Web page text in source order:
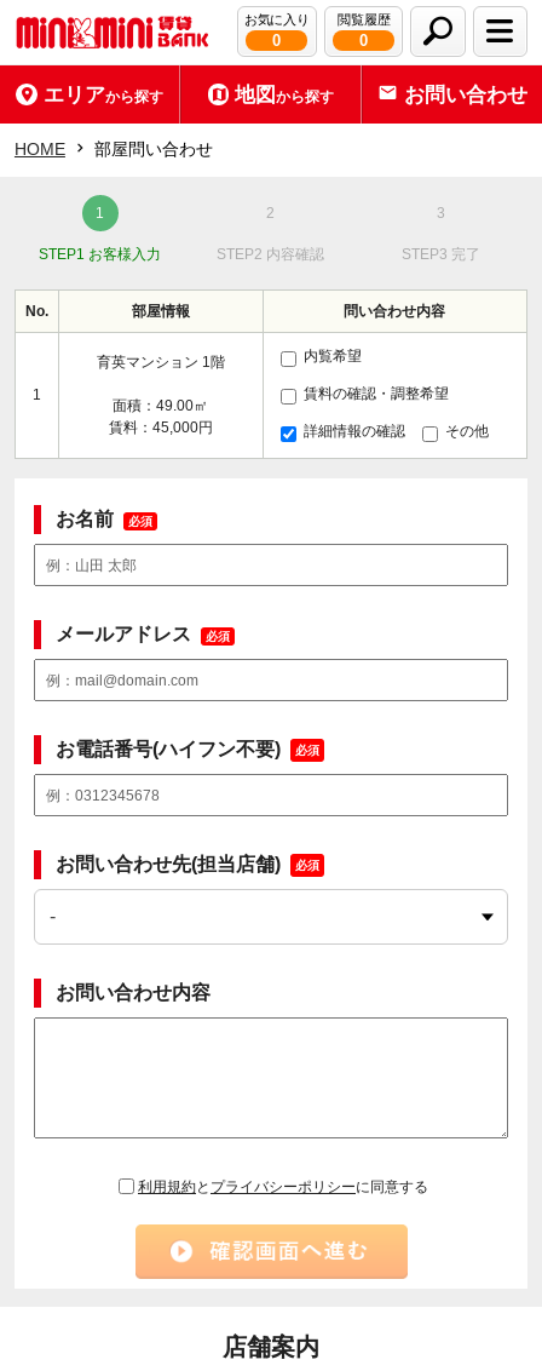
お気に入り
0
閲覧履歴
0
エリアから探す 地図から探す お問い合わせ
HOME 部屋問い合わせ
STEP1 お客様入力 STEP2 内容確認 STEP3 完了
No. 部屋情報 問い合わせ内容
1
育英マンション 1階
面積：49.00㎡
賃料：45,000円
内覧希望
賃料の確認・調整希望
詳細情報の確認 その他
お名前 必須
メールアドレス 必須
お電話番号(ハイフン不要) 必須
お問い合わせ先(担当店舗) 必須
お問い合わせ内容
利用規約と プライバシーポリシーに同意する
店舗案内